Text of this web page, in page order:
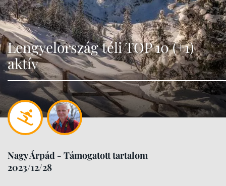
Lengyelország téli TOP 10 (+1)
aktív
Nagy Árpád - Támogatott tartalom
2023/12/28